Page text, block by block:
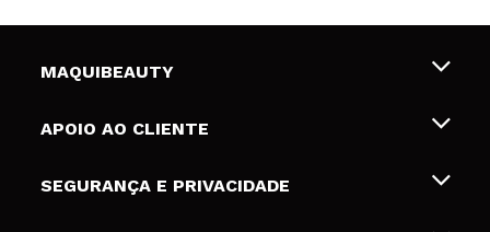
MAQUIBEAUTY
Sobre nós
Gift Cards
APOIO AO CLIENTE
Envios e Devoluções
SEGURANÇA E PRIVACIDADE